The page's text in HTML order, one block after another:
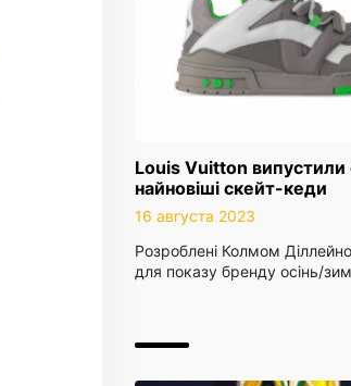
Louis Vuitton випустили
найновіші скейт-кеди
16 августа 2023
Розроблені Колмом
для показу бренду осінь/